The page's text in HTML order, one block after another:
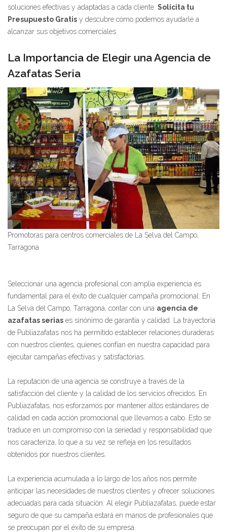
soluciones efectivas y adaptadas a cada cliente. Solicita tu
Presupuesto Gratis y descubre cómo podemos ayudarle a
alcanzar sus objetivos comerciales.
La Importancia de Elegir una Agencia de
Azafatas Seria
Promotoras para centros comerciales de La Selva del Campo,
Tarragona
Seleccionar una agencia profesional con amplia experiencia es
fundamental para el éxito de cualquier campaña promocional. En
La Selva del Campo, Tarragona, contar con una agencia de
azafatas serias es sinónimo de garantía y calidad. La trayectoria
de Publiazafatas nos ha permitido establecer relaciones duraderas
con nuestros clientes, quienes confían en nuestra capacidad para
ejecutar campañas efectivas y satisfactorias.
La reputación de una agencia se construye a través de la
satisfacción del cliente y la calidad de los servicios ofrecidos. En
Publiazafatas, nos esforzamos por mantener altos estándares de
calidad en cada acción promocional que llevamos a cabo. Esto se
traduce en un compromiso con la seriedad y responsabilidad que
nos caracteriza, lo que a su vez se refleja en los resultados
obtenidos por nuestros clientes.
La experiencia acumulada a lo largo de los años nos permite
anticipar las necesidades de nuestros clientes y ofrecer soluciones
adecuadas para cada situación. Al elegir Publiazafatas, puede estar
seguro de que su campaña estará en manos de profesionales que
se preocupan por el éxito de su empresa.